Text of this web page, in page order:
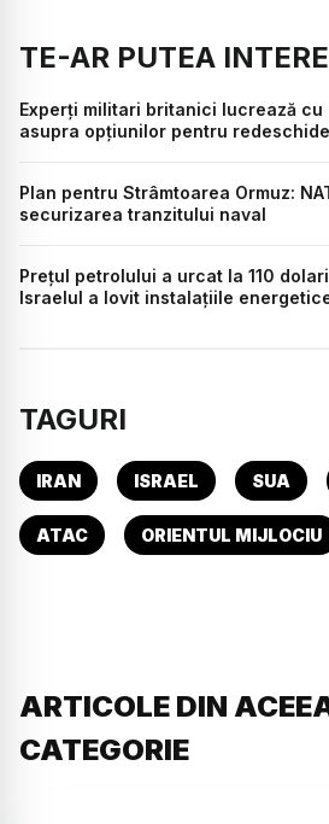
TE-AR PUTEA
Experți militari britanici lucrează cu
asupra opțiunilor pentru
Plan pentru Strâmtoarea Ormuz:
securizarea tranzitului naval
Prețul petrolului a urcat la 110
Israelul a lovit instalațiile
TAGURI
IRAN ISRAEL SUA
ATAC ORIENTUL MIJLOCIU
ARTICOLE DIN
CATEGORIE